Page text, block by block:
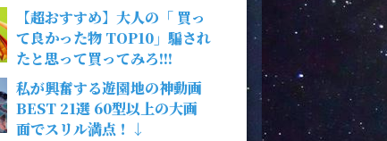
【超おすすめ】大人の「 買っ
て良かった物 TOP10」騙され
たと思って買ってみろ!!!
私が興奮する遊園地の神動画
BEST 21選 60型以上の大画
面でスリル満点！↓